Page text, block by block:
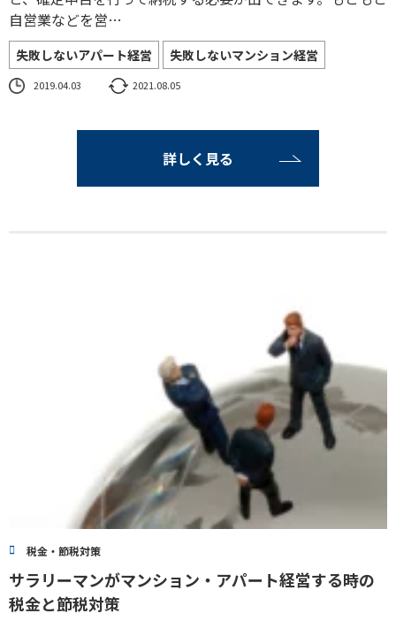
自営業などを営…
失敗しないアパート経営 失敗しないマンション経営
2019.04.03 2021.08.05
詳しく見る
税金・節税対策
サラリーマンがマンション・アパート経営する時の
税金と節税対策